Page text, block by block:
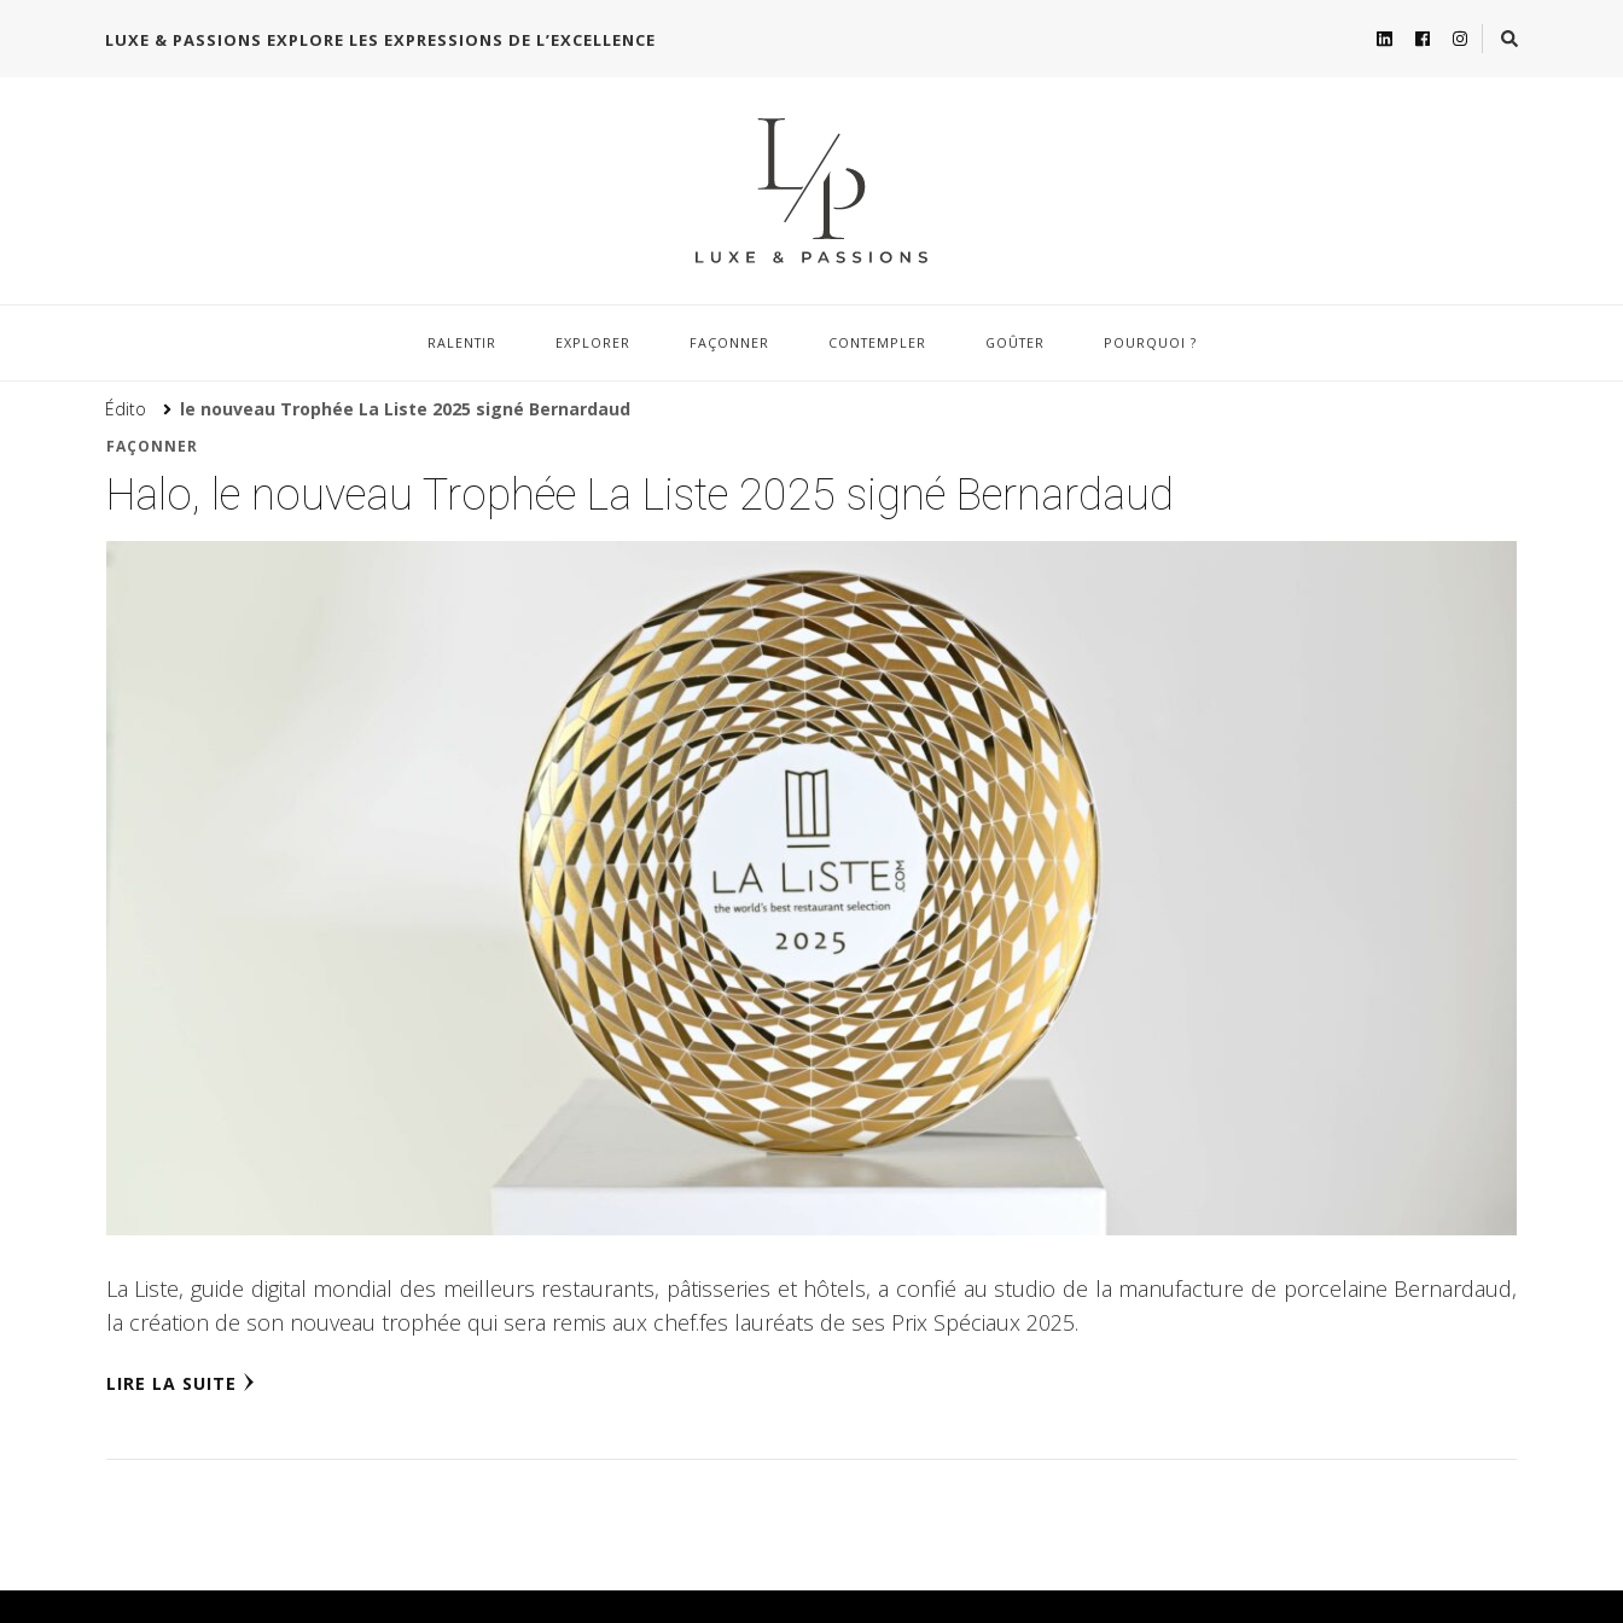
LUXE & PASSIONS EXPLORE LES EXPRESSIONS DE L’EXCELLENCE
RALENTIR EXPLORER FAÇONNER CONTEMPLER GOÛTER POURQUOI ?
Édito le nouveau Trophée La Liste 2025 signé Bernardaud
FAÇONNER
Halo, le nouveau Trophée La Liste 2025 signé Bernardaud
La Liste, guide digital mondial des meilleurs restaurants, pâtisseries et hôtels, a confié au studio de la manufacture de porcelaine Bernardaud,
la création de son nouveau trophée qui sera remis aux chef.fes lauréats de ses Prix Spéciaux 2025.
LIRE LA SUITE